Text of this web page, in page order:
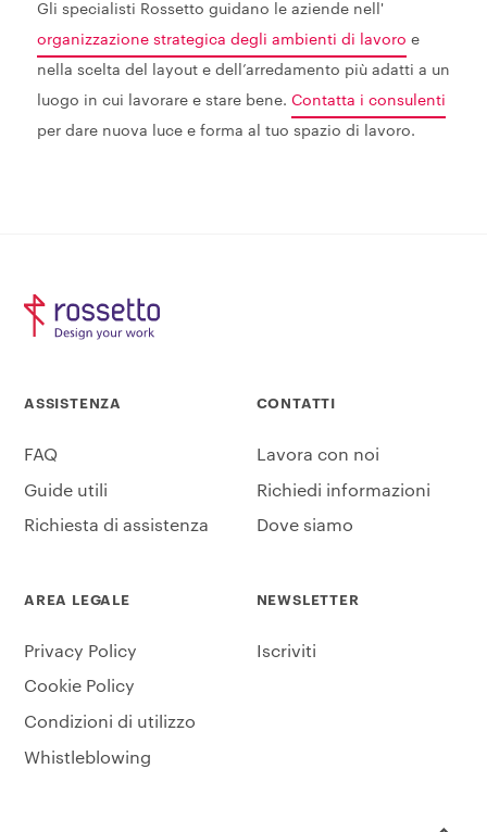
Gli specialisti Rossetto guidano le aziende nell'
organizzazione strategica degli ambienti di lavoro e
nella scelta del layout e dell’arredamento più adatti a un
luogo in cui lavorare e stare bene. Contatta i consulenti
per dare nuova luce e forma al tuo spazio di lavoro.
ASSISTENZA
FAQ
Guide utili
Richiesta di assistenza
CONTATTI
Lavora con noi
Richiedi informazioni
Dove siamo
AREA LEGALE
Privacy Policy
Cookie Policy
Condizioni di utilizzo
Whistleblowing
NEWSLETTER
Iscriviti